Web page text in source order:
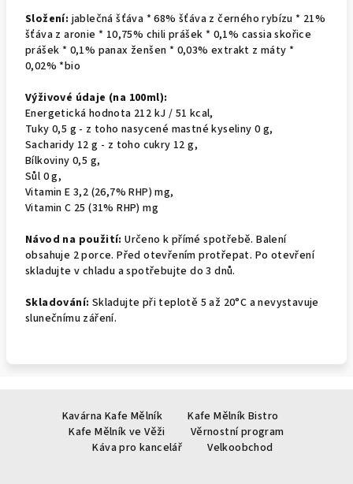
Složení:jablečná šťáva * 68% šťáva z černého rybízu * 21%
šťáva z aronie * 10,75% chili prášek * 0,1% cassia skořice
prášek * 0,1% panax ženšen * 0,03% extrakt z máty *
0,02% *bio
Výživové údaje (na 100ml):
Energetická hodnota 212 kJ / 51 kcal,
Tuky 0,5 g - z toho nasycené mastné kyseliny 0 g,
Sacharidy 12 g - z toho cukry 12 g,
Bílkoviny 0,5 g,
Sůl 0 g,
Vitamin E 3,2 (26,7% RHP) mg,
Vitamin C 25 (31% RHP) mg
Návod na použití: Určeno k přímé spotřebě. Balení
obsahuje 2 porce. Před otevřením protřepat. Po otevření
skladujte v chladu a spotřebujte do 3 dnů.
Skladování: Skladujte při teplotě 5 až 20°C a nevystavuje
slunečnímu záření.
Kavárna Kafe Mělník
Kafe Mělník Bistro
Kafe Mělník ve Věži
Věrnostní program
Káva pro kancelář
Velkoobchod